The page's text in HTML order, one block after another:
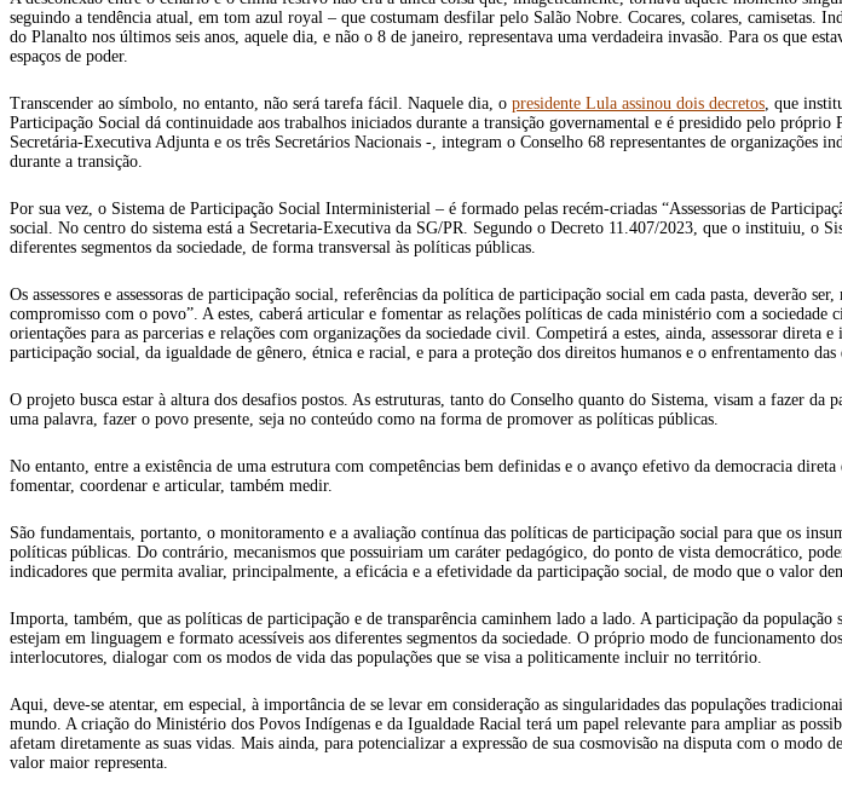
seguindo a tendência atual, em tom azul royal – que costumam desfilar pelo Salão Nobre. Cocares, colares, camisetas.
do Planalto nos últimos seis anos, aquele dia, e não o 8 de janeiro, representava uma verdadeira invasão. Para os que
espaços de poder.
Transcender ao símbolo, no entanto, não será tarefa fácil. Naquele dia, o presidente Lula assinou dois decretos , que
Participação Social dá continuidade aos trabalhos iniciados durante a transição governamental e é presidido pelo
Secretária-Executiva Adjunta e os três Secretários Nacionais -, integram o Conselho 68 representantes de organizações
durante a transição.
Por sua vez, o Sistema de Participação Social Interministerial – é formado pelas recém-criadas “Assessorias de
social. No centro do sistema está a Secretaria-Executiva da SG/PR. Segundo o Decreto 11.407/2023, que o instituiu, o
diferentes segmentos da sociedade, de forma transversal às políticas públicas.
Os assessores e assessoras de participação social, referências da política de participação social em cada pasta, deverão
compromisso com o povo”. A estes, caberá articular e fomentar as relações políticas de cada ministério com a
orientações para as parcerias e relações com organizações da sociedade civil. Competirá a estes, ainda, assessorar
participação social, da igualdade de gênero, étnica e racial, e para a proteção dos direitos humanos e o enfrentamento das
O projeto busca estar à altura dos desafios postos. As estruturas, tanto do Conselho quanto do Sistema, visam a fazer
uma palavra, fazer o povo presente, seja no conteúdo como na forma de promover as políticas públicas.
No entanto, entre a existência de uma estrutura com competências bem definidas e o avanço efetivo da democracia
fomentar, coordenar e articular, também medir.
São fundamentais, portanto, o monitoramento e a avaliação contínua das políticas de participação social para que os
políticas públicas. Do contrário, mecanismos que possuiriam um caráter pedagógico, do ponto de vista democrático,
indicadores que permita avaliar, principalmente, a eficácia e a efetividade da participação social, de modo que o valor
Importa, também, que as políticas de participação e de transparência caminhem lado a lado. A participação da
estejam em linguagem e formato acessíveis aos diferentes segmentos da sociedade. O próprio modo de funcionamento
interlocutores, dialogar com os modos de vida das populações que se visa a politicamente incluir no território.
Aqui, deve-se atentar, em especial, à importância de se levar em consideração as singularidades das populações
mundo. A criação do Ministério dos Povos Indígenas e da Igualdade Racial terá um papel relevante para ampliar as
afetam diretamente as suas vidas. Mais ainda, para potencializar a expressão de sua cosmovisão na disputa com o
valor maior representa.